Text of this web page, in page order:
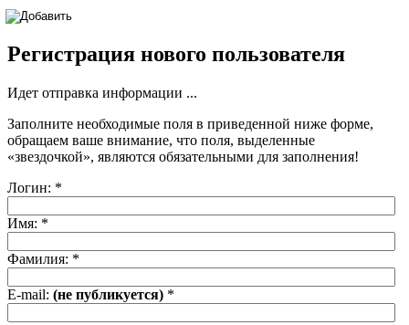
Регистрация нового пользователя
Идет отправка информации ...
Заполните необходимые поля в приведенной ниже форме,
обращаем ваше внимание, что поля, выделенные
«звездочкой», являются обязательными для заполнения!
Логин: *
Имя: *
Фамилия: *
E-mail: (не публикуется) *